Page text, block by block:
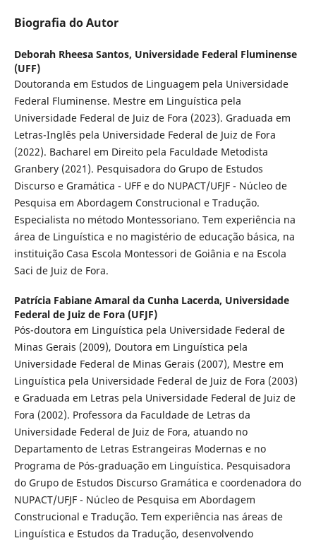
Biografia do Autor
Deborah Rheesa Santos, Universidade Federal Fluminense
(UFF)
Doutoranda em Estudos de Linguagem pela Universidade
Federal Fluminense. Mestre em Linguística pela
Universidade Federal de Juiz de Fora (2023). Graduada em
Letras-Inglês pela Universidade Federal de Juiz de Fora
(2022). Bacharel em Direito pela Faculdade Metodista
Granbery (2021). Pesquisadora do Grupo de Estudos
Discurso e Gramática - UFF e do NUPACT/UFJF - Núcleo de
Pesquisa em Abordagem Construcional e Tradução.
Especialista no método Montessoriano. Tem experiência na
área de Linguística e no magistério de educação básica, na
instituição Casa Escola Montessori de Goiânia e na Escola
Saci de Juiz de Fora.
Patrícia Fabiane Amaral da Cunha Lacerda, Universidade
Federal de Juiz de Fora (UFJF)
Pós-doutora em Linguística pela Universidade Federal de
Minas Gerais (2009), Doutora em Linguística pela
Universidade Federal de Minas Gerais (2007), Mestre em
Linguística pela Universidade Federal de Juiz de Fora (2003)
e Graduada em Letras pela Universidade Federal de Juiz de
Fora (2002). Professora da Faculdade de Letras da
Universidade Federal de Juiz de Fora, atuando no
Departamento de Letras Estrangeiras Modernas e no
Programa de Pós-graduação em Linguística. Pesquisadora
do Grupo de Estudos Discurso Gramática e coordenadora do
NUPACT/UFJF - Núcleo de Pesquisa em Abordagem
Construcional e Tradução. Tem experiência nas áreas de
Linguística e Estudos da Tradução, desenvolvendo